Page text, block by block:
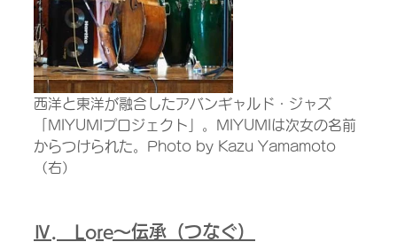
西洋と東洋が融合したアバンギャルド・ジャズ
「MIYUMIプロジェクト」。MIYUMIは次女の名前
からつけられた。Photo by Kazu Yamamoto
（右）
Ⅳ.　Lore～伝承（つなぐ）